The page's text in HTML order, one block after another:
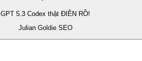
GPT 5.3 Codex thật ĐIÊN RỒ!
Julian Goldie SEO